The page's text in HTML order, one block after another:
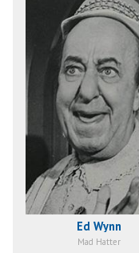
Ed Wynn
Mad Hatter